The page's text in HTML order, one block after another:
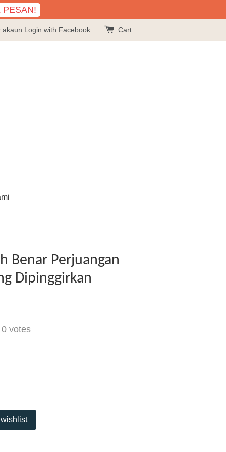
PESAN!
akaun Login with Facebook Cart
Benar Perjuangan
Dipinggirkan
0 votes